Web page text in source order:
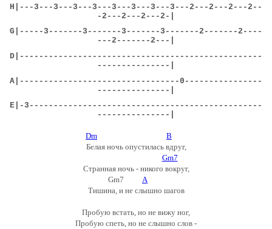
H|---3---3---3---3---3---3---3---3---2---2---2---2--
-2---2---2---2-|
G
-----3-------3-------3-------3-------2-------2----
---2-------2---|
D|--------------------------------------------------
---------------|
A|---------------------------------0----------------
---------------|
E|-3------------------------------------------------
---------------|
Dm
B
Белая ночь опустилась вдруг,
Gm7
Странная ночь - никого вокруг,
Gm7 A
Тишина, и не слышно шагов
Пробую встать, но не вижу ног,
Пробую спеть, но не слышно слов -